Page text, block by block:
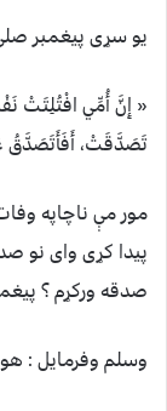
يو سړی پيغمبر
« إِنَّ أُمِّي افْتُلِتَتْ
تَصَدَّقَتْ، أَفَأَتَصَدَّقُ
مور مې ناچاپه
پيدا کړی وای نو
صدقه ورکړم ؟
وسلم وفرمايل :